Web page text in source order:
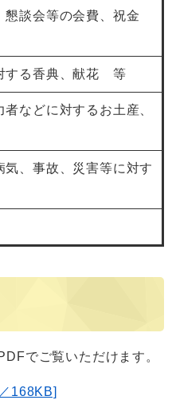
懇談会等の会費、祝金
する香典、献花 等
などに対するお土産、
気、事故、災害等に対す
でご覧いただけます。
168KB]